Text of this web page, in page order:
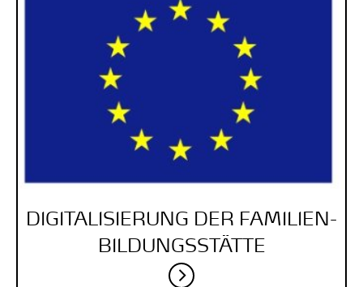
DIGITALISIERUNG DER FAMILIEN­
BILDUNGS­STÄTTE